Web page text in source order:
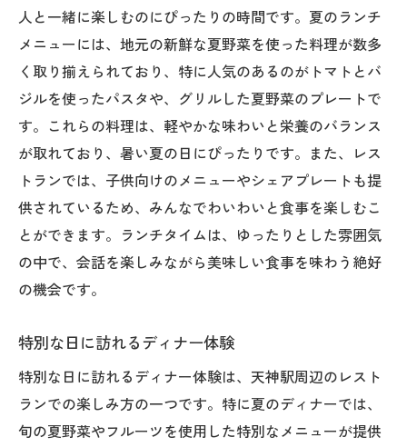
人と一緒に楽しむのにぴったりの時間です。夏のランチ
メニューには、地元の新鮮な夏野菜を使った料理が数多
く取り揃えられており、特に人気のあるのがトマトとバ
ジルを使ったパスタや、グリルした夏野菜のプレートで
す。これらの料理は、軽やかな味わいと栄養のバランス
が取れており、暑い夏の日にぴったりです。また、レス
トランでは、子供向けのメニューやシェアプレートも提
供されているため、みんなでわいわいと食事を楽しむこ
とができます。ランチタイムは、ゆったりとした雰囲気
の中で、会話を楽しみながら美味しい食事を味わう絶好
の機会です。
特別な日に訪れるディナー体験
特別な日に訪れるディナー体験は、天神駅周辺のレスト
ランでの楽しみ方の一つです。特に夏のディナーでは、
旬の夏野菜やフルーツを使用した特別なメニューが提供